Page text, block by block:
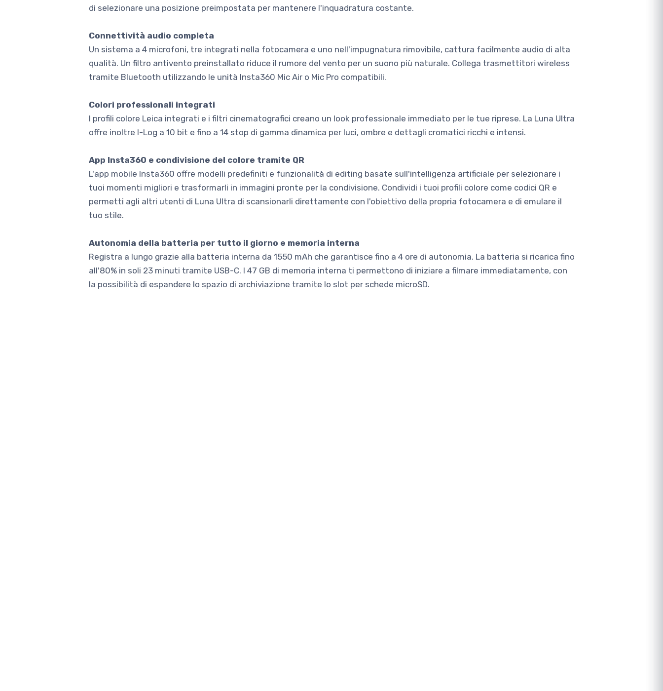
di selezionare una posizione preimpostata per mantenere l'inquadratura costante.
Connettività audio completa
Un sistema a 4 microfoni, tre integrati nella fotocamera e uno nell'impugnatura rimovibile, cattura facilmente audio di alta
qualità. Un filtro antivento preinstallato riduce il rumore del vento per un suono più naturale. Collega trasmettitori wireless
tramite Bluetooth utilizzando le unità Insta360 Mic Air o Mic Pro compatibili.
Colori professionali integrati
I profili colore Leica integrati e i filtri cinematografici creano un look professionale immediato per le tue riprese. La Luna Ultra
offre inoltre I-Log a 10 bit e fino a 14 stop di gamma dinamica per luci, ombre e dettagli cromatici ricchi e intensi.
App Insta360 e condivisione del colore tramite QR
L'app mobile Insta360 offre modelli predefiniti e funzionalità di editing basate sull'intelligenza artificiale per selezionare i
tuoi momenti migliori e trasformarli in immagini pronte per la condivisione. Condividi i tuoi profili colore come codici QR e
permetti agli altri utenti di Luna Ultra di scansionarli direttamente con l'obiettivo della propria fotocamera e di emulare il
tuo stile.
Autonomia della batteria per tutto il giorno e memoria interna
Registra a lungo grazie alla batteria interna da 1550 mAh che garantisce fino a 4 ore di autonomia. La batteria si ricarica fino
all'80% in soli 23 minuti tramite USB-C. I 47 GB di memoria interna ti permettono di iniziare a filmare immediatamente, con
la possibilità di espandere lo spazio di archiviazione tramite lo slot per schede microSD.